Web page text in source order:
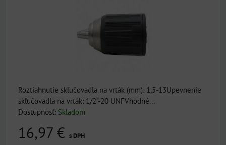
Roztiahnutie skľučovadla na vrták (mm): 1,5-13Upevnenie
skľučovadla na vrták: 1/2"-20 UNFVhodné...
Dostupnosť: Skladom
16,97 € s DPH